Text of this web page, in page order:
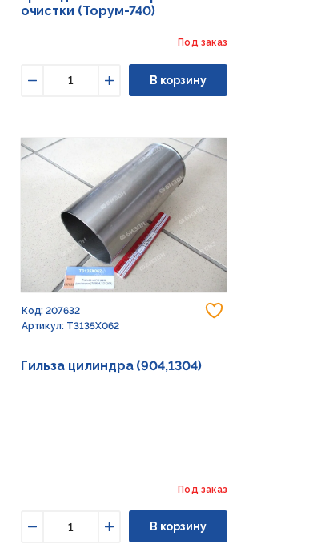
очистки (Торум-740)
Под заказ
Увеличить
В корзину
Добавить в избранное
Код: 207632
Артикул: T3135X062
Гильза цилиндра (904,1304)
Под заказ
Увеличить
В корзину